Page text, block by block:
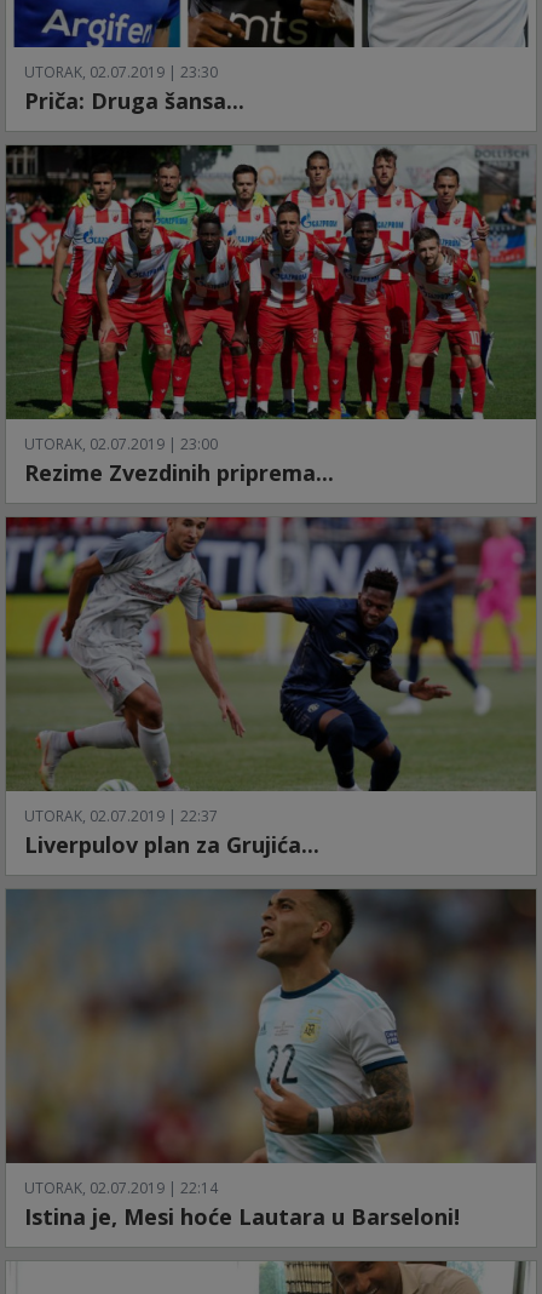
UTORAK, 02.07.2019 | 23:30
Priča: Druga šansa...
UTORAK, 02.07.2019 | 23:00
Rezime Zvezdinih priprema...
UTORAK, 02.07.2019 | 22:37
Liverpulov plan za Grujića...
UTORAK, 02.07.2019 | 22:14
Istina je, Mesi hoće Lautara u Barseloni!